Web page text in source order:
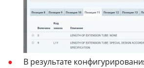
В результате